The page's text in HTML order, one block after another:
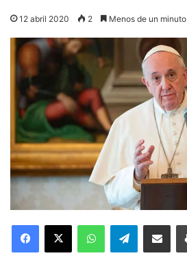
12 abril 2020 2 Menos de un minuto
Telegram